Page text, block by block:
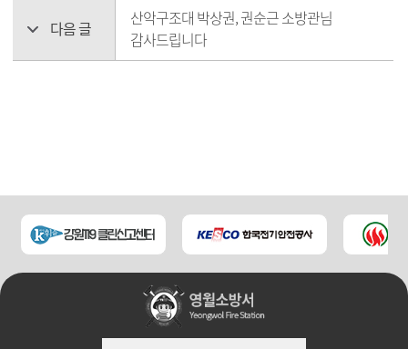
다음 글
산악구조대 박상권, 권순근 소방관님
감사드립니다